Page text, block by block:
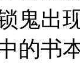
【
文件
鬼出
的书